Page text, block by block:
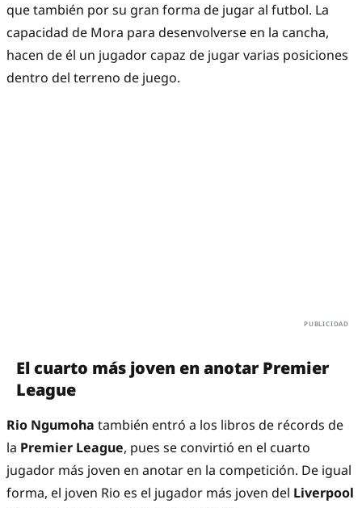
que también por su gran forma de jugar al futbol. La
capacidad de Mora para desenvolverse en la cancha,
hacen de él un jugador capaz de jugar varias posiciones
dentro del terreno de juego.
El cuarto más joven en anotar Premier
League
Rio Ngumoha también entró a los libros de récords de
la Premier League, pues se convirtió en el cuarto
jugador más joven en anotar en la competición. De igual
forma, el joven Rio es el jugador más joven del Liverpool